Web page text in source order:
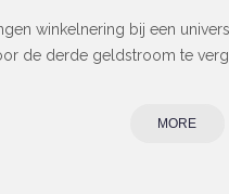
winkelnering bij een
de derde geldstroom te
MORE